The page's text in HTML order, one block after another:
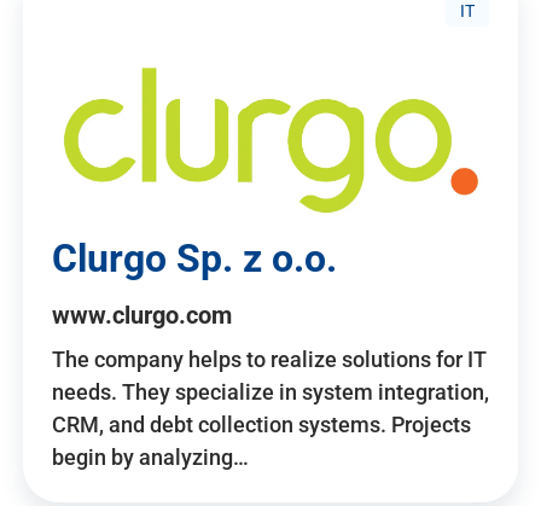
IT
Clurgo Sp. z o.o.
www.clurgo.com
The company helps to realize solutions for IT
needs. They specialize in system integration,
CRM, and debt collection systems. Projects
begin by analyzing…